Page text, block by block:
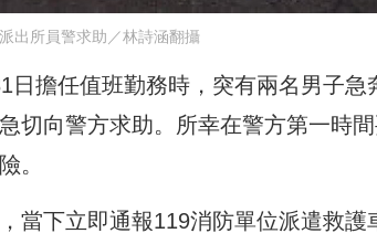
出所員警求助／林詩涵翻攝
擔任值班勤務時，突有兩名男子急
切向警方求助。所幸在警方第一時
。
當下立即通報119消防單位派遣救護